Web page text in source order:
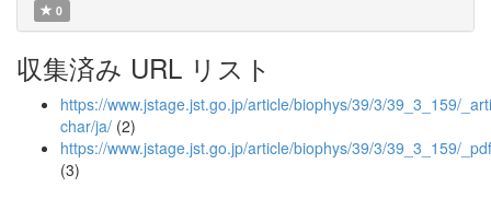
0
収集済み URL リスト
https://www.jstage.jst.go.jp/article/biophys/39/3/39_3_159/
char/ja/ (2)
https://www.jstage.jst.go.jp/article/biophys/39/3/39_3_159/_pdf
(3)